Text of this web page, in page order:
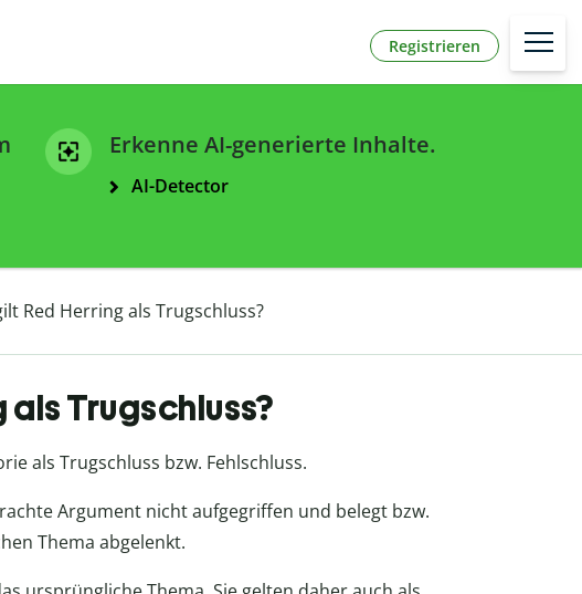
Registrieren
Erkenne AI-generierte Inhalte.
AI-Detector
Red Herring als Trugschluss?
Trugschluss?
als Trugschluss bzw. Fehlschluss.
Argument nicht aufgegriffen und belegt bzw.
Thema abgelenkt.